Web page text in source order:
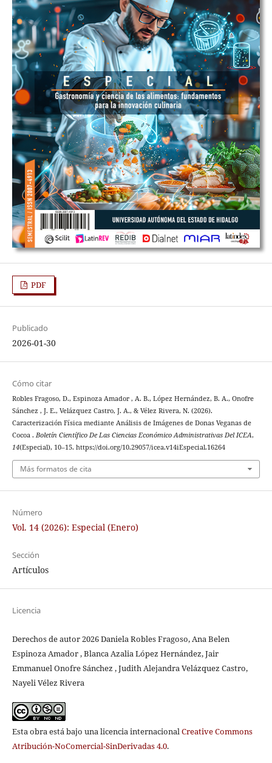
PDF
Publicado
2026-01-30
Cómo citar
Robles Fragoso, D., Espinoza Amador , A. B., López Hernández, B. A., Onofre
Sánchez , J. E., Velázquez Castro, J. A., & Vélez Rivera, N. (2026).
Caracterización Física mediante Análisis de Imágenes de Donas Veganas de
Cocoa . Boletín Científico De Las Ciencias Económico Administrativas Del ICEA,
14(Especial), 10–15. https://doi.org/10.29057/icea.v14iEspecial.16264
Más formatos de cita
Número
Vol. 14 (2026): Especial (Enero)
Sección
Artículos
Licencia
Derechos de autor 2026 Daniela Robles Fragoso, Ana Belen
Espinoza Amador , Blanca Azalia López Hernández, Jair
Emmanuel Onofre Sánchez , Judith Alejandra Velázquez Castro,
Nayeli Vélez Rivera
Esta obra está bajo una licencia internacionalCreative Commons
Atribución-NoComercial-SinDerivadas 4.0.